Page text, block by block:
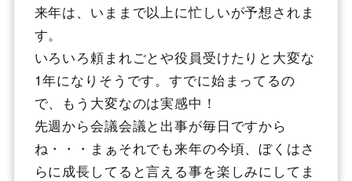
来年は、いままで以上に忙しいが予想されま
す。
いろいろ頼まれごとや役員受けたりと大変な
1年になりそうです。すでに始まってるの
で、もう大変なのは実感中！
先週から会議会議と出事が毎日ですから
ね・・・まぁそれでも来年の今頃、ぼくはさ
らに成長してると言える事を楽しみにしてま